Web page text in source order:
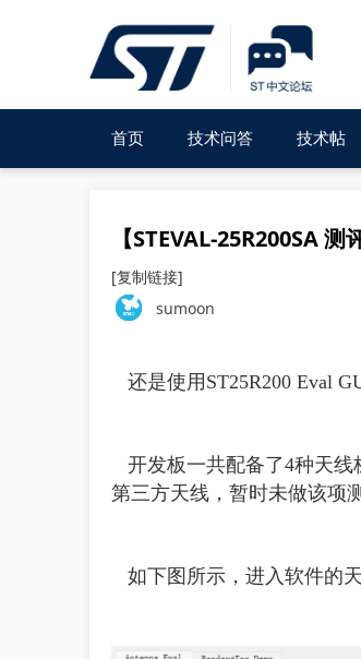
首页 技术问答 技术帖
【STEVAL-25R200SA
[复制链接]
sumoon
还是使用ST25R200 Eval
开发板一共配备了4种天线
第三方天线，暂时未做该项
如下图所示，进入软件的天